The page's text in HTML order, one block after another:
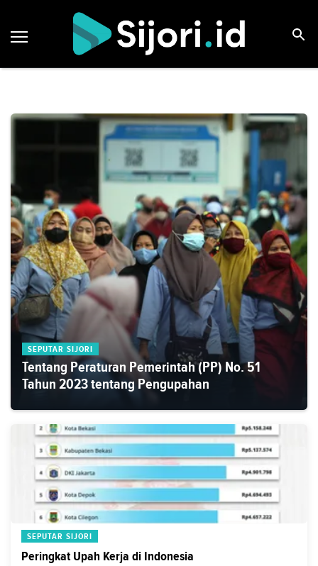
SEPUTAR SIJORI
Tentang Peraturan Pemerintah (PP) No. 51
Tahun 2023 tentang Pengupahan
SEPUTAR SIJORI
Peringkat Upah Kerja di Indonesia